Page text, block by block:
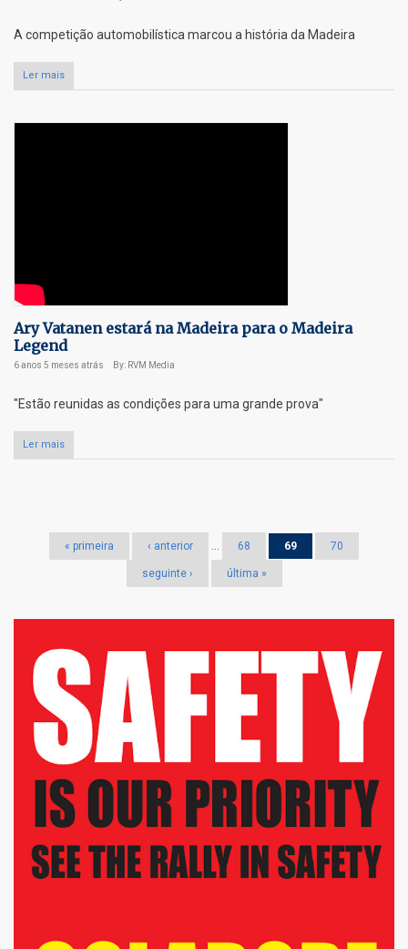
A competição automobilística marcou a história da Madeira
Ler mais
Ary Vatanen estará na Madeira para o Madeira
Legend
6 anos 5 meses atrás By: RVM Media
"Estão reunidas as condições para uma grande prova"
Ler mais
« primeira ‹ anterior 68 69 70
seguinte › última »